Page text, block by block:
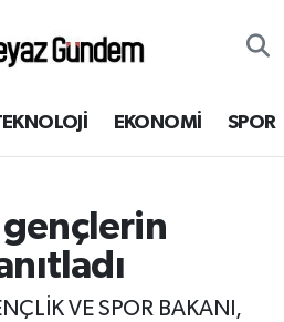
EKONOMİ SPOR
gençlerin
VE SPOR BAKANI,
ve Fikstür